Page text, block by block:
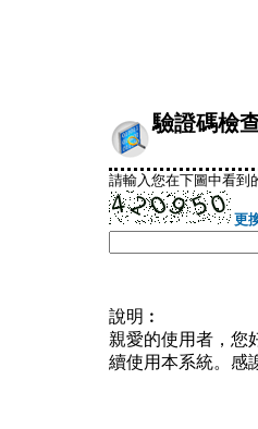
驗證碼檢
請輸入您在下圖中看到
更
說明︰
親愛的使用者，您
續使用本系統。感